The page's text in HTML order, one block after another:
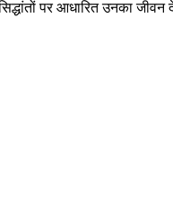
पर आधारित उनका जीवन